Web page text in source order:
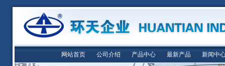
网站首页 公司介绍 产品中心 最新产品 新闻中